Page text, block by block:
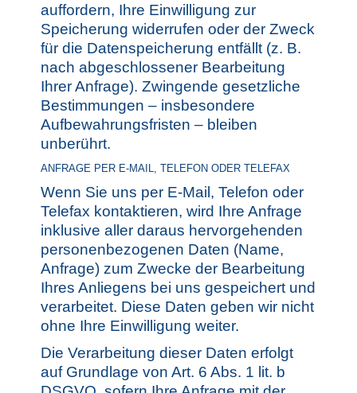
auffordern, Ihre Einwilligung zur
Speicherung widerrufen oder der Zweck
für die Datenspeicherung entfällt (z. B.
nach abgeschlossener Bearbeitung
Ihrer Anfrage). Zwingende gesetzliche
Bestimmungen – insbesondere
Aufbewahrungsfristen – bleiben
unberührt.
ANFRAGE PER E-MAIL, TELEFON ODER TELEFAX
Wenn Sie uns per E-Mail, Telefon oder
Telefax kontaktieren, wird Ihre Anfrage
inklusive aller daraus hervorgehenden
personenbezogenen Daten (Name,
Anfrage) zum Zwecke der Bearbeitung
Ihres Anliegens bei uns gespeichert und
verarbeitet. Diese Daten geben wir nicht
ohne Ihre Einwilligung weiter.
Die Verarbeitung dieser Daten erfolgt
auf Grundlage von Art. 6 Abs. 1 lit. b